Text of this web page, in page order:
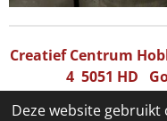
Deze website gebruikt
Creatief Centrum
4 5051 HD